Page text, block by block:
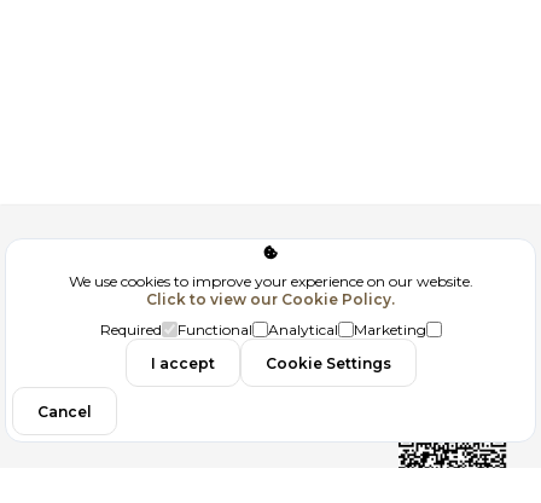
Corporate
GDPR
Contact
We use cookies to improve your experience on our website.
Click to view our Cookie Policy.
Required
Functional Analytical
Marketing
I accept
Cookie Settings
Cancel